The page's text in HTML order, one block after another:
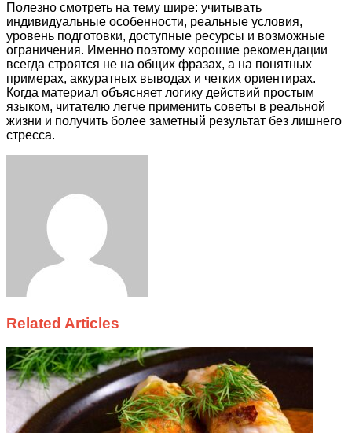
Полезно смотреть на тему шире: учитывать
индивидуальные особенности, реальные условия,
уровень подготовки, доступные ресурсы и возможные
ограничения. Именно поэтому хорошие рекомендации
всегда строятся не на общих фразах, а на понятных
примерах, аккуратных выводах и четких ориентирах.
Когда материал объясняет логику действий простым
языком, читателю легче применить советы в реальной
жизни и получить более заметный результат без лишнего
стресса.
Related Articles